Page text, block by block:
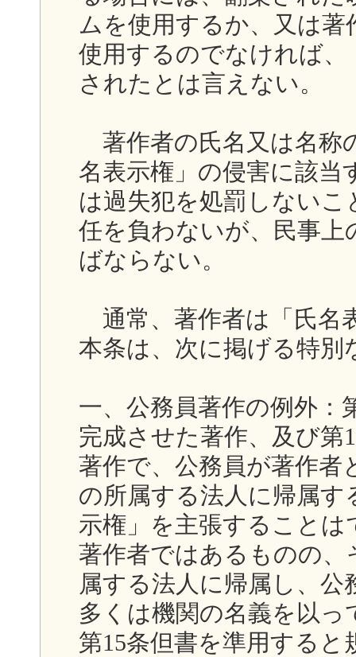
ムを使用するか、又は
使用するのでなければ、
されたとは言えない。
著作者の氏名又は名称
名表示権」の侵害に該当
は過失犯を処罰しないこ
任を負わないが、民事
ばならない。
通常、著作者は「氏名
本条は、次に掲げる特別
一、公務員著作の例外：
完成させた著作、及び第
著作で、公務員が著作者
の所属する法人に帰属す
示権」を主張すること
著作者ではあるものの、
属する法人に帰属し、
多くは機関の名義を以
第15条但書を準用する